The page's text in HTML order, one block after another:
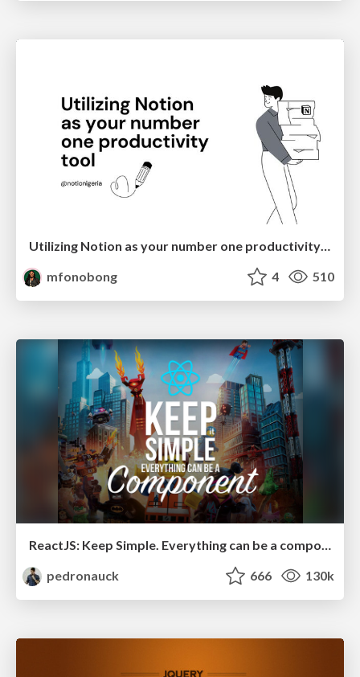
Utilizing Notion as your number one productivity tool
mfonobong
4 510
ReactJS: Keep Simple. Everything can be a component!
pedronauck
666 130k